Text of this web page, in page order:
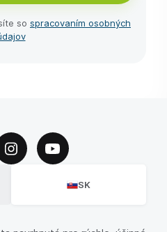
so spracovaním osobných
SK